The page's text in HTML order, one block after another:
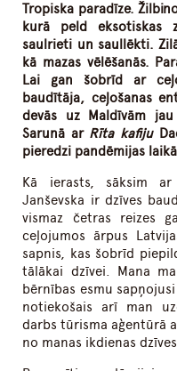
Tropiska paradīze.
kurā peld eksotiskas
saulrieti un saullēkti.
kā mazas vēlēšanās.
Lai gan šobrīd ar
baudītāja, ceļošanas
devās uz Maldīvām
Sarunā ar Rīta kafiju
pieredzi pandēmijas
Kā ierasts, sāksim ar
Janševska ir dzīves
vismaz četras reizes
ceļojumos ārpus
sapnis, kas šobrīd
tālākai dzīvei. Mana
bērnības esmu
notiekošais arī man
darbs tūrisma aģentūrā
no manas ikdienas